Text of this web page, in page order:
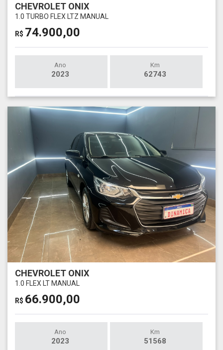
CHEVROLET ONIX
1.0 TURBO FLEX LTZ MANUAL
R$ 74.900,00
Ano
2023
Km
62743
CHEVROLET ONIX
1.0 FLEX LT MANUAL
R$ 66.900,00
Ano
2023
Km
51568